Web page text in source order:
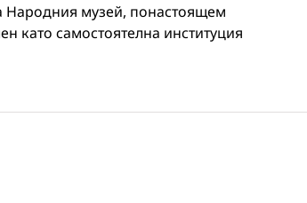
Народния музей, понастоящем
като самостоятелна институция